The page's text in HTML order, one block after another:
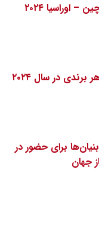
اوراسیا ۲۰۲۴
۹ نمایشگاه تجاری چین که هر برندی در سال ۲۰۲۴
برای حضور در
جهان